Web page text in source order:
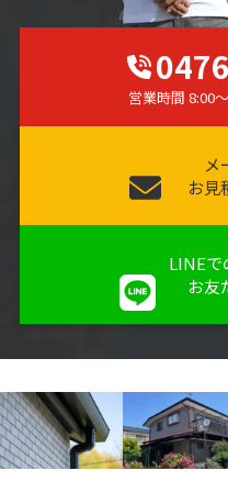
営業時間 8:00
メ
お見
LINEで
お友